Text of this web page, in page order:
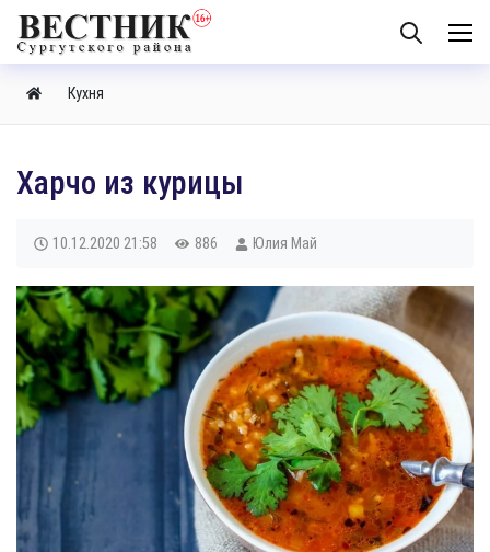
Кухня
Харчо из курицы
10.12.2020 21:58 886 Юлия Май